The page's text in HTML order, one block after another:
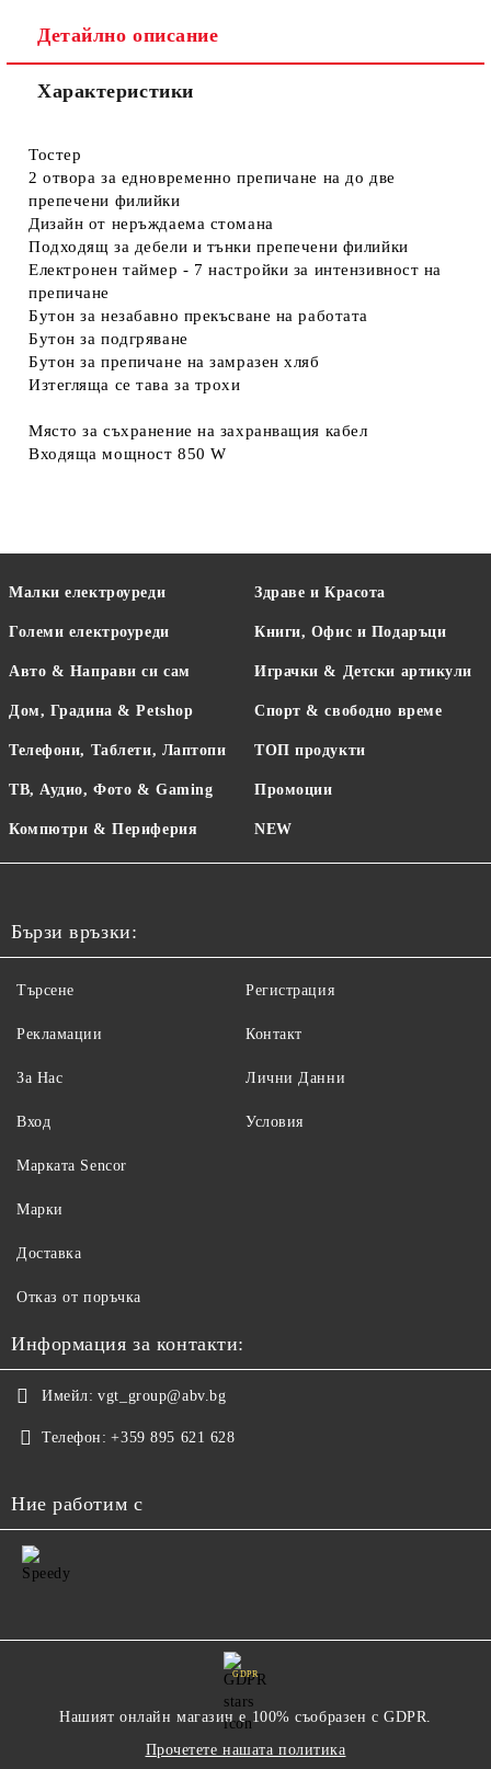
Детайлно описание
Характеристики
Тостер
2 отвора за едновременно препичане на до две
препечени филийки
Дизайн от неръждаема стомана
Подходящ за дебели и тънки препечени филийки
Електронен таймер - 7 настройки за интензивност на
препичане
Бутон за незабавно прекъсване на работата
Бутон за подгряване
Бутон за препичане на замразен хляб
Изтегляща се тава за трохи
Място за съхранение на захранващия кабел
Входяща мощност 850 W
Малки електроуреди
Големи електроуреди
Авто & Направи си сам
Дом, Градина & Petshop
Телефони, Таблети, Лаптопи
ТВ, Аудио, Фото & Gaming
Компютри & Периферия
Здраве и Красота
Книги, Офис и Подаръци
Играчки & Детски артикули
Спорт & свободно време
ТОП продукти
Промоции
NEW
Бързи връзки:
Търсене
Рекламации
За Нас
Вход
Регистрация
Контакт
Лични Данни
Условия
Maрката Sencor
Марки
Доставка
Отказ от поръчка
Информация за контакти:
Имейл: vgt_group@abv.bg
Телефон: +359 895 621 628
Ние работим с
GDPR
Нашият онлайн магазин е 100% съобразен с GDPR.
Прочетете нашата политика